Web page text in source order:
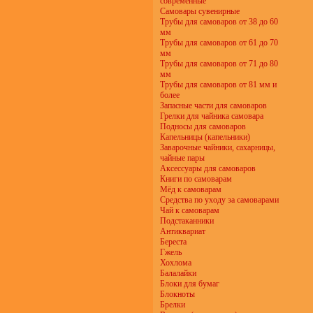
Самовары сувенирные
Трубы для самоваров от 38 до 60
мм
Трубы для самоваров от 61 до 70
мм
Трубы для самоваров от 71 до 80
мм
Трубы для самоваров от 81 мм и
более
Запасные части для самоваров
Грелки для чайника самовара
Подносы для самоваров
Капельницы (капельники)
Заварочные чайники, сахарницы,
чайные пары
Аксессуары для самоваров
Книги по самоварам
Мёд к самоварам
Средства по уходу за самоварами
Чай к самоварам
Подстаканники
Антиквариат
Береста
Гжель
Хохлома
Балалайки
Блоки для бумаг
Блокноты
Брелки